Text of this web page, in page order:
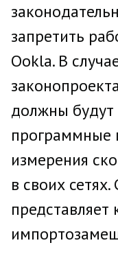
запретить
Ookla. В
должны будут
программные
измерения
в своих
представляет